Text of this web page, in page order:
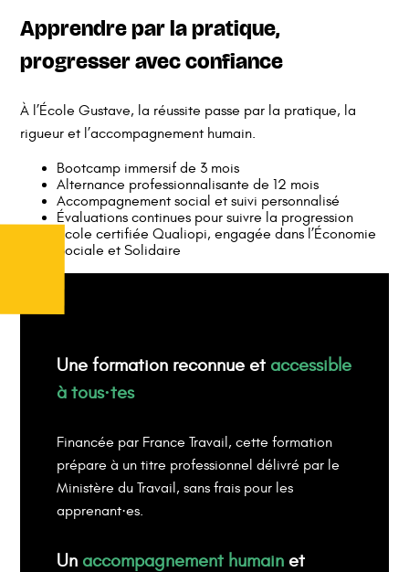
Apprendre par la pratique,
progresser avec confiance
À l’École Gustave, la réussite passe par la pratique, la
rigueur et l’accompagnement humain.
Bootcamp immersif de 3 mois
Alternance professionnalisante de 12 mois
Accompagnement social et suivi personnalisé
Évaluations continues pour suivre la progression
École certifiée Qualiopi, engagée dans l’Économie
Sociale et Solidaire
Une formation reconnue et accessible
à tous·tes
Financée par France Travail, cette formation
prépare à un titre professionnel délivré par le
Ministère du Travail, sans frais pour les
apprenant·es.
Un accompagnement humain et